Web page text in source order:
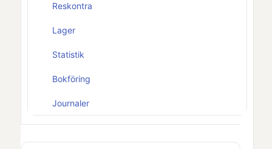
Reskontra
Lager
Statistik
Bokföring
Journaler